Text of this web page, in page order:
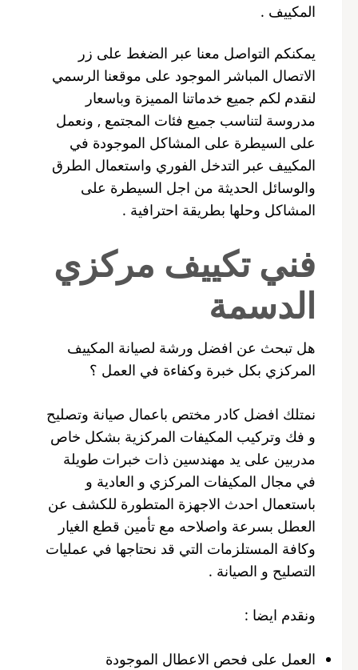
المكييف .
يمكنكم التواصل معنا عبر الضغط على زر
الاتصال المباشر الموجود على موقعنا الرسمي
لنقدم لكم جميع خدماتنا المميزة وباسعار
مدروسة لتناسب جميع فئات المجتمع , ونعمل
على السيطرة على المشاكل الموجودة في
المكييف عبر التدخل الفوري واستعمال الطرق
والوسائل الحديثة من اجل السيطرة على
المشاكل وحلها بطريقة احترافية .
فني تكييف مركزي
الدسمة
هل تبحث عن افضل ورشة لصيانة المكييف
المركزي بكل خبرة وكفاءة في العمل ؟
نمتلك افضل كادر مختص باعمال صيانة وتصليح
و فك وتركيب المكيفات المركزية بشكل خاص
مدربين على يد مهندسين ذات خبرات طويلة
في مجال المكيفات المركزي و العادية و
باستعمال احدث الاجهزة المتطورة للكشف عن
العطل بسرعة واصلاحه مع تأمين قطع الغيار
وكافة المستلزمات التي قد نحتاجها في عمليات
التصليح و الصيانة .
ونقدم ايضا :
العمل على فحص الاعطال الموجودة